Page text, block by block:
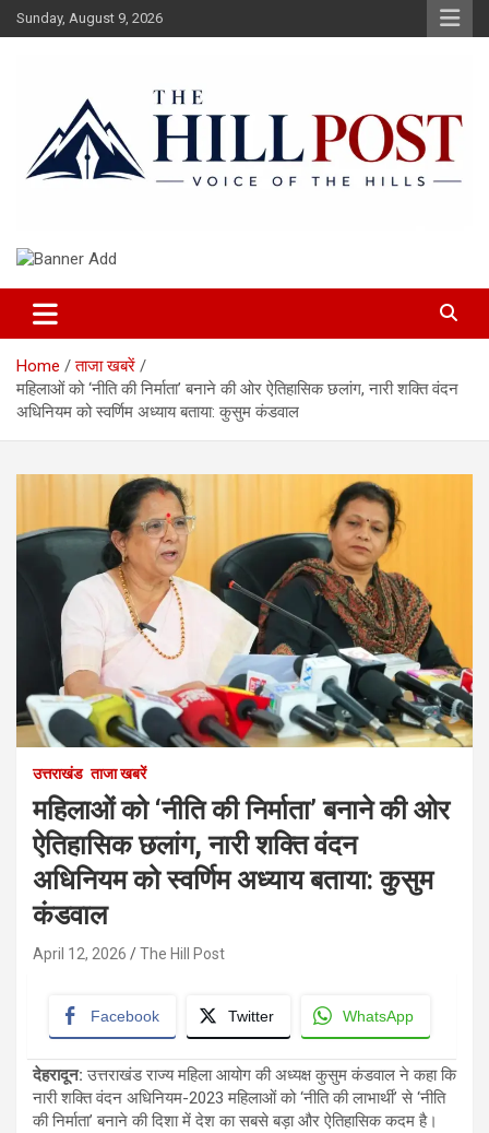
Skip
to
Sunday, August 9, 2026
The Hillpost
Home
ताजा खबरें
महिलाओं को ‘नीति की निर्माता’ बनाने की ओर ऐतिहासिक छलांग, नारी शक्ति वंदन
अधिनियम को स्वर्णिम अध्याय बताया: कुसुम कंडवाल
उत्तराखंड ताजा खबरें
महिलाओं को ‘नीति की निर्माता’ बनाने की ओर
ऐतिहासिक छलांग, नारी शक्ति वंदन
अधिनियम को स्वर्णिम अध्याय बताया: कुसुम
कंडवाल
April 12, 2026 The Hill Post
Facebook Twitter WhatsApp
देहरादून: उत्तराखंड राज्य महिला आयोग की अध्यक्ष कुसुम कंडवाल ने कहा कि
नारी शक्ति वंदन अधिनियम-2023 महिलाओं को ‘नीति की लाभार्थी’ से ‘नीति
की निर्माता’ बनाने की दिशा में देश का सबसे बड़ा और ऐतिहासिक कदम है।